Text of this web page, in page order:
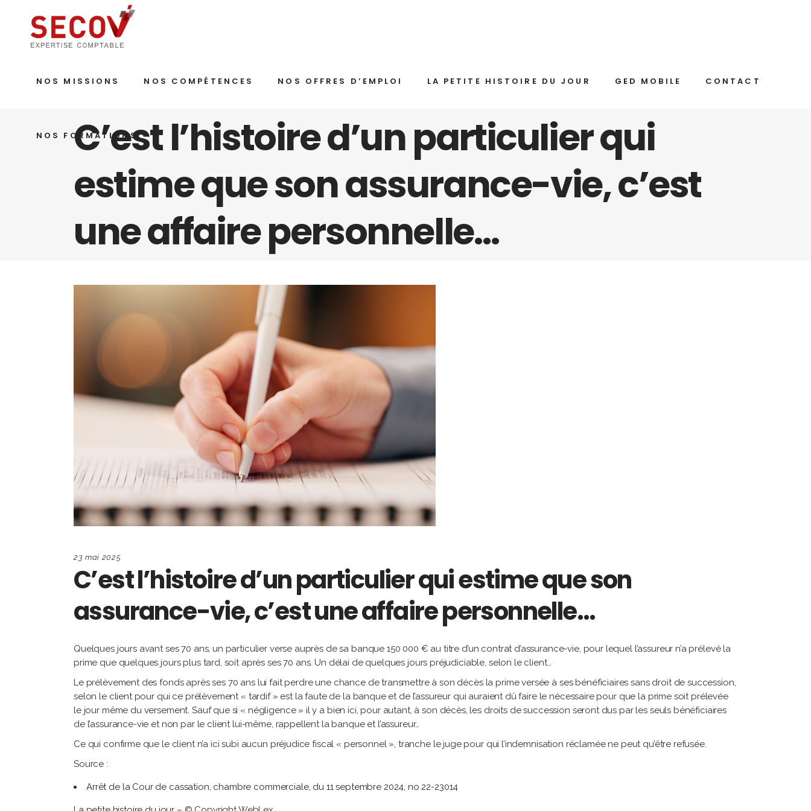
NOS MISSIONS NOS COMPÉTENCES NOS OFFRES D’EMPLOI LA PETITE HISTOIRE DU JOUR GED MOBILE CONTACT
NOS FORMATIONS
C’est l’histoire d’un particulier qui
estime que son assurance-vie, c’est
une affaire personnelle…
23 mai 2025
C’est l’histoire d’un particulier qui estime que son
assurance-vie, c’est une affaire personnelle…
Quelques jours avant ses 70 ans, un particulier verse auprès de sa banque 150 000 € au titre d’un contrat d’assurance-vie, pour lequel l’assureur n’a prélevé la
prime que quelques jours plus tard, soit après ses 70 ans. Un délai de quelques jours préjudiciable, selon le client…
Le prélèvement des fonds après ses 70 ans lui fait perdre une chance de transmettre à son décès la prime versée à ses bénéficiaires sans droit de succession,
selon le client pour qui ce prélèvement « tardif » est la faute de la banque et de l’assureur qui auraient dû faire le nécessaire pour que la prime soit prélevée
le jour même du versement. Sauf que si « négligence » il y a bien ici, pour autant, à son décès, les droits de succession seront dus par les seuls bénéficiaires
de l’assurance-vie et non par le client lui-même, rappellent la banque et l’assureur…
Ce qui confirme que le client n’a ici subi aucun préjudice fiscal « personnel », tranche le juge pour qui l’indemnisation réclamée ne peut qu’être refusée.
Source :
Arrêt de la Cour de cassation, chambre commerciale, du 11 septembre 2024, no 22-23014